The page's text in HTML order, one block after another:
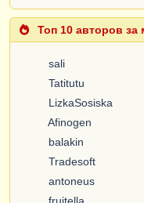
Топ 10 авторов за
sali
Tatitutu
LizkaSosiska
Afinogen
balakin
Tradesoft
antoneus